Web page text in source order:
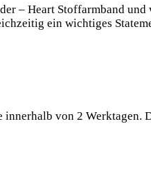
– Heart Stoffarmband
ein wichtiges
von 2 Werktagen.